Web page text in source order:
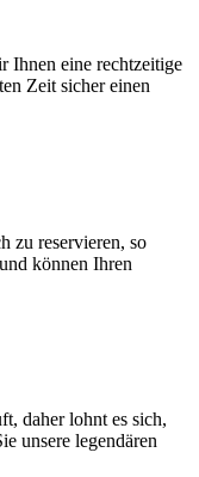
Ihnen eine rechtzeitige
Zeit sicher einen
zu reservieren, so
können Ihren
daher lohnt es sich,
unsere legendären